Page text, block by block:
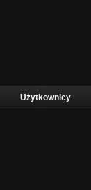
Użytkownicy